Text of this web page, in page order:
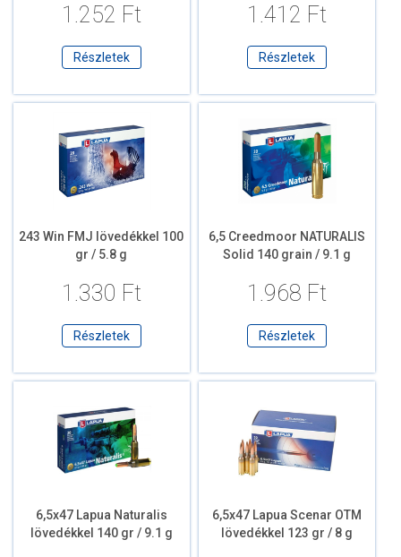
1.252 Ft
Részletek
1.412 Ft
Részletek
243 Win FMJ lövedékkel 100
gr / 5.8 g
1.330 Ft
Részletek
6,5 Creedmoor NATURALIS
Solid 140 grain / 9.1 g
1.968 Ft
Részletek
6,5x47 Lapua Naturalis
lövedékkel 140 gr / 9.1 g
6,5x47 Lapua Scenar OTM
lövedékkel 123 gr / 8 g